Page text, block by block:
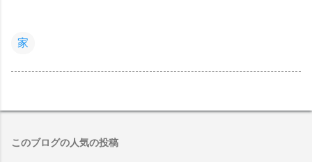
家
このブログの人気の投稿